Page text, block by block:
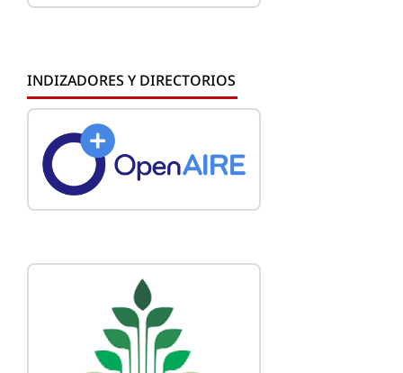
INDIZADORES Y DIRECTORIOS